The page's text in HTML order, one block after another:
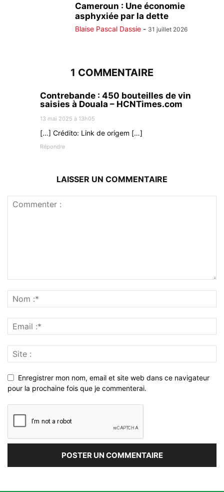
Cameroun : Une économie
asphyxiée par la dette
Blaise Pascal Dassie - 31 juillet 2026
1 COMMENTAIRE
Contrebande : 450 bouteilles de vin
saisies à Douala – HCNTimes.com
13 mai 2025 à 13h05
[…] Crédito: Link de origem […]
Répondre
LAISSER UN COMMENTAIRE
Enregistrer mon nom, email et site web dans ce navigateur
pour la prochaine fois que je commenterai.